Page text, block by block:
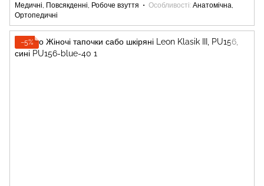
Медичні, Повсякденні, Робоче взуття
Особливості Анатомічна,
Ортопедичні
−5%